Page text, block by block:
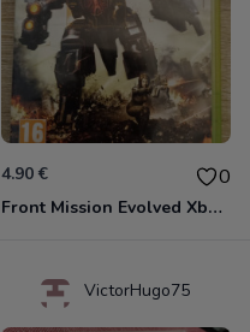
4.90 € 0
Front Mission Evolved Xbox 360
VictorHugo75